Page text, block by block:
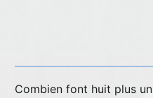
Combien font huit plus un